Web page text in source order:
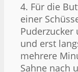
4. Für die
einer
Puderzucker
und erst
mehrere
Sahne nach